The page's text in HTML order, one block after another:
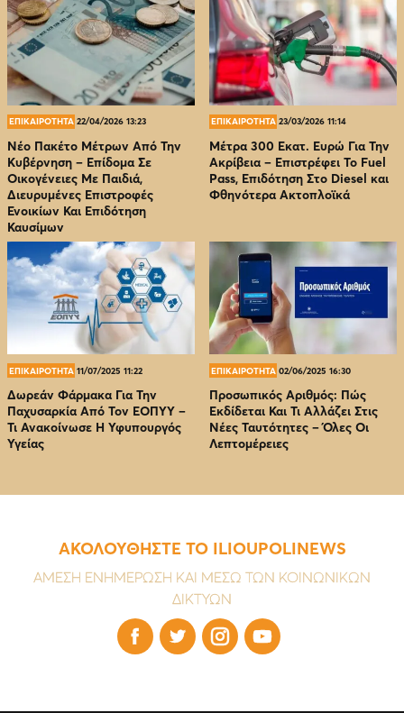
ΕΠΙΚΑΙΡΟΤΗΤΑ 22/04/2026 13:23
Νέο Πακέτο Μέτρων Από Την
Κυβέρνηση – Επίδομα Σε
Οικογένειες Με Παιδιά,
Διευρυμένες Επιστροφές
Ενοικίων Και Επιδότηση
Καυσίμων
ΕΠΙΚΑΙΡΟΤΗΤΑ 23/03/2026 11:14
Μέτρα 300 Εκατ. Ευρώ Για Την
Ακρίβεια – Επιστρέφει Το Fuel
Pass, Επιδότηση Στο Diesel και
Φθηνότερα Ακτοπλοϊκά
ΕΠΙΚΑΙΡΟΤΗΤΑ 11/07/2025 11:22
Δωρεάν Φάρμακα Για Την
Παχυσαρκία Από Τον EOΠΥΥ –
Τι Ανακοίνωσε Η Υφυπουργός
Υγείας
ΕΠΙΚΑΙΡΟΤΗΤΑ 02/06/2025 16:30
Προσωπικός Αριθμός: Πώς
Εκδίδεται Και Τι Αλλάζει Στις
Νέες Ταυτότητες – Όλες Οι
Λεπτομέρειες
ΑΚΟΛΟΥΘΗΣΤΕ ΤΟ ILIOUPOLINEWS
ΑΜΕΣΗ ΕΝΗΜΕΡΩΣΗ ΚΑΙ ΜΕΣΩ ΤΩΝ ΚΟΙΝΩΝΙΚΩΝ
ΔΙΚΤΥΩΝ
   